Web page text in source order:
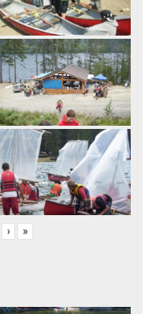
› »